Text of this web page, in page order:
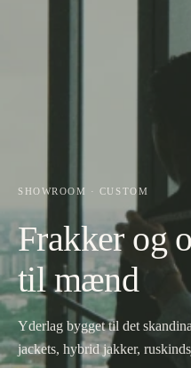
SHOWROOM · CUSTOM
Frakker og
til mænd
Yderlag bygget til det
jackets, hybrid jakker,